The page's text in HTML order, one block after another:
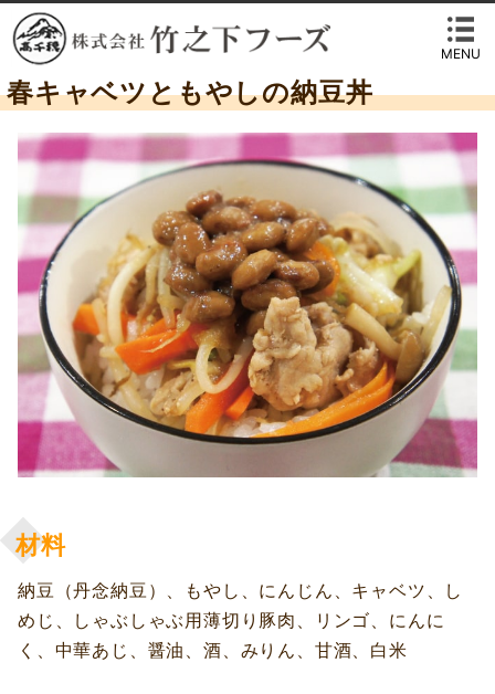
MENU
春キャベツともやしの納豆丼
材料
納豆（丹念納豆）、もやし、にんじん、キャベツ、し
めじ、しゃぶしゃぶ用薄切り豚肉、リンゴ、にんに
く、中華あじ、醤油、酒、みりん、甘酒、白米